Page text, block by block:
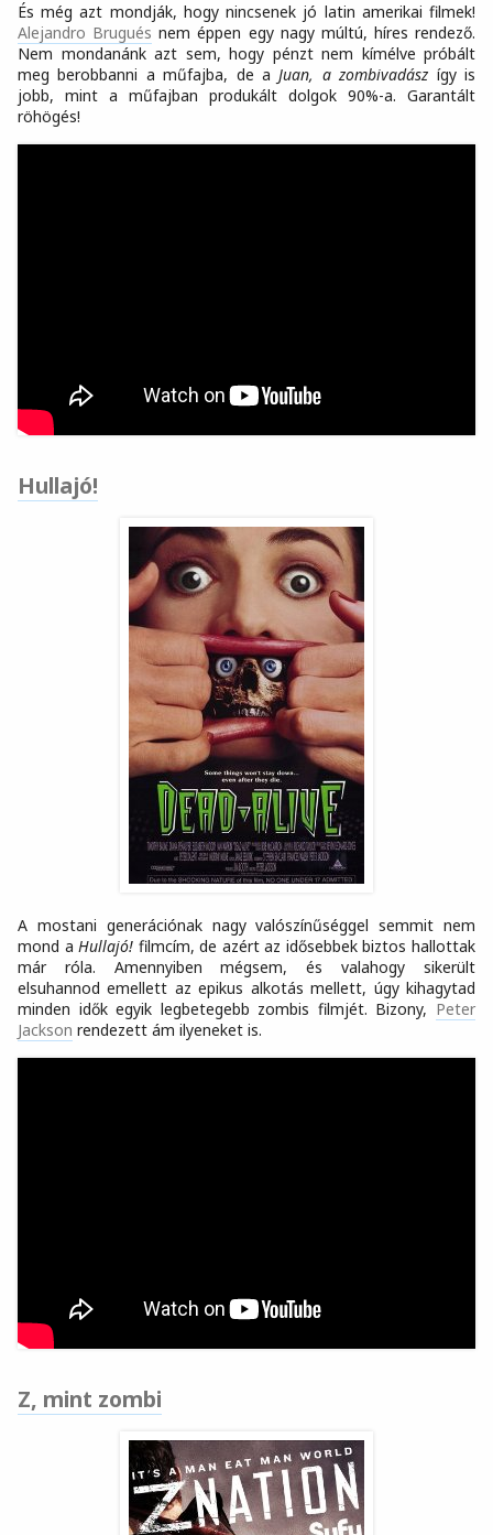
És még azt mondják, hogy nincsenek jó latin amerikai filmek!
Alejandro Brugués nem éppen egy nagy múltú, híres rendező.
Nem mondanánk azt sem, hogy pénzt nem kímélve próbált
meg berobbanni a műfajba, de aJuan, a zombivadász így is
jobb, mint a műfajban produkált dolgok 90%-a. Garantált
röhögés!
Hullajó!
A mostani generációnak nagy valószínűséggel semmit nem
mond aHullajó! filmcím, de azért az idősebbek biztos hallottak
már róla. Amennyiben mégsem, és valahogy sikerült
elsuhannod emellett az epikus alkotás mellett, úgy kihagytad
minden idők egyik legbetegebb zombis filmjét. Bizony, Peter
Jackson rendezett ám ilyeneket is.
Z, mint zombi